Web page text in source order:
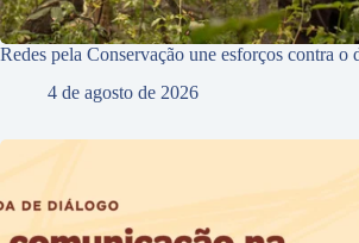
Redes pela Conservação une esforços contra o
4 de agosto de 2026